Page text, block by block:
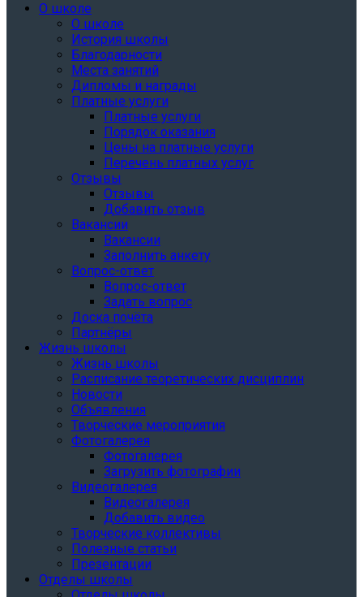
О школе
О школе
История школы
Благодарности
Места занятий
Дипломы и награды
Платные услуги
Платные услуги
Порядок оказания
Цены на платные услуги
Перечень платных услуг
Отзывы
Отзывы
Добавить отзыв
Вакансии
Вакансии
Заполнить анкету
Вопрос-ответ
Вопрос-ответ
Задать вопрос
Доска почёта
Партнёры
Жизнь школы
Жизнь школы
Расписание теоретических дисциплин
Новости
Объявления
Творческие мероприятия
Фотогалерея
Фотогалерея
Загрузить фотографии
Видеогалерея
Видеогалерея
Добавить видео
Творческие коллективы
Полезные статьи
Презентации
Отделы школы